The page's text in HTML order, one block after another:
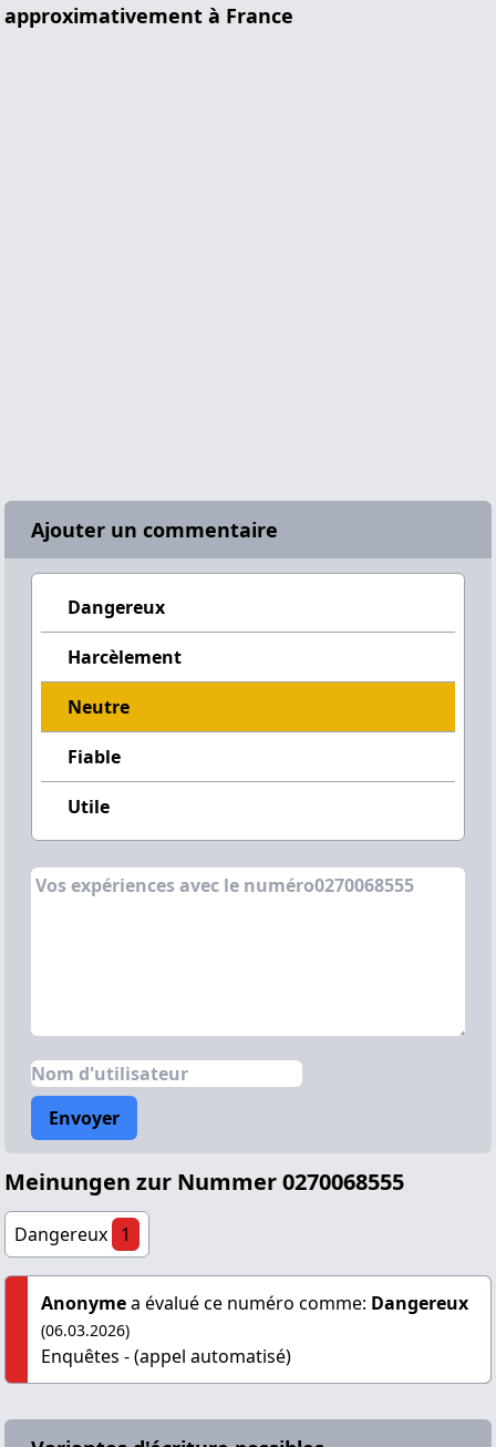
approximativement à France
Ajouter un commentaire
Dangereux
Harcèlement
Neutre
Fiable
Utile
Envoyer
Meinungen zur Nummer 0270068555
Dangereux 1
Anonymea évalué ce numéro comme: Dangereux
(06.03.2026)
Enquêtes - (appel automatisé)